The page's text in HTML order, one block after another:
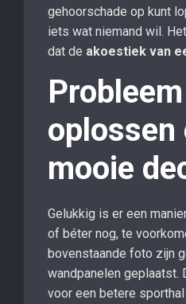
gehoorschade op kunt
iets wat niemand wil.
dat de akoestiek van
Probleem
oplossen
mooie
Gelukkig is er een
of béter nog, te
bovenstaande foto zijn
wandpanelen geplaatst.
voor een betere